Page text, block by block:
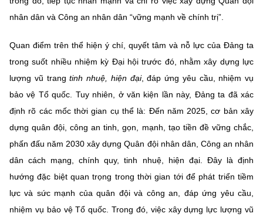
nhân dân và Công an nhân dân “vững mạnh về chính trị”.
Quan điểm trên thể hiện ý chí, quyết tâm và nỗ lực của Đảng ta
trong suốt nhiều nhiệm kỳ Đại hội trước đó, nhằm xây dựng lực
lượng vũ trangtinh nhuệ, hiện đại, đáp ứng yêu cầu, nhiệm vụ
bảo vệ Tổ quốc. Tuy nhiên, ở văn kiện lần này, Đảng ta đã xác
định rõ các mốc thời gian cụ thể là: Đến năm 2025, cơ bản xây
dựng quân đội, công an tinh, gọn, mạnh, tạo tiền đề vững chắc,
phấn đấu năm 2030 xây dựng Quân đội nhân dân, Công an nhân
dân cách mạng, chính quy, tinh nhuệ, hiện đại. Đây là định
hướng đặc biệt quan trọng trong thời gian tới để phát triển tiềm
lực và sức mạnh của quân đội và công an, đáp ứng yêu cầu,
nhiệm vụ bảo vệ Tổ quốc. Trong đó, việc xây dựng lực lượng vũ